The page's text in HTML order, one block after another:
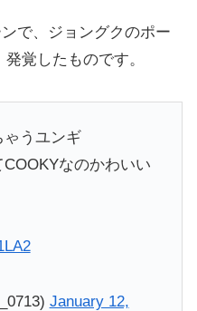
で、ジョングクのポー
覚したものです。
ゃうユンギ
なのかわいい
January 12,